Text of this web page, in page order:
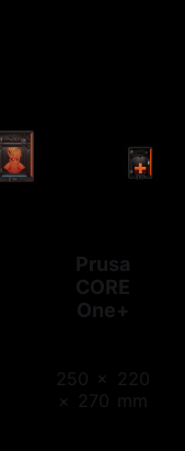
Prusa
CORE
One+
250 × 220
× 270 mm